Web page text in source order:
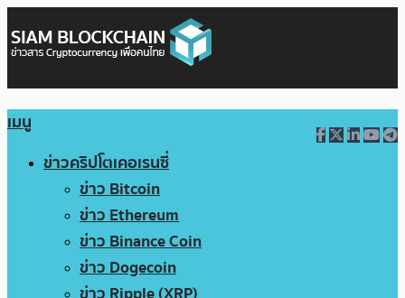
เมนู
ข่าวคริปโตเคอเรนซี่
ข่าว Bitcoin
ข่าว Ethereum
ข่าว Binance Coin
ข่าว Dogecoin